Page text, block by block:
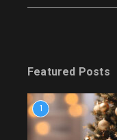
Featured Posts
1